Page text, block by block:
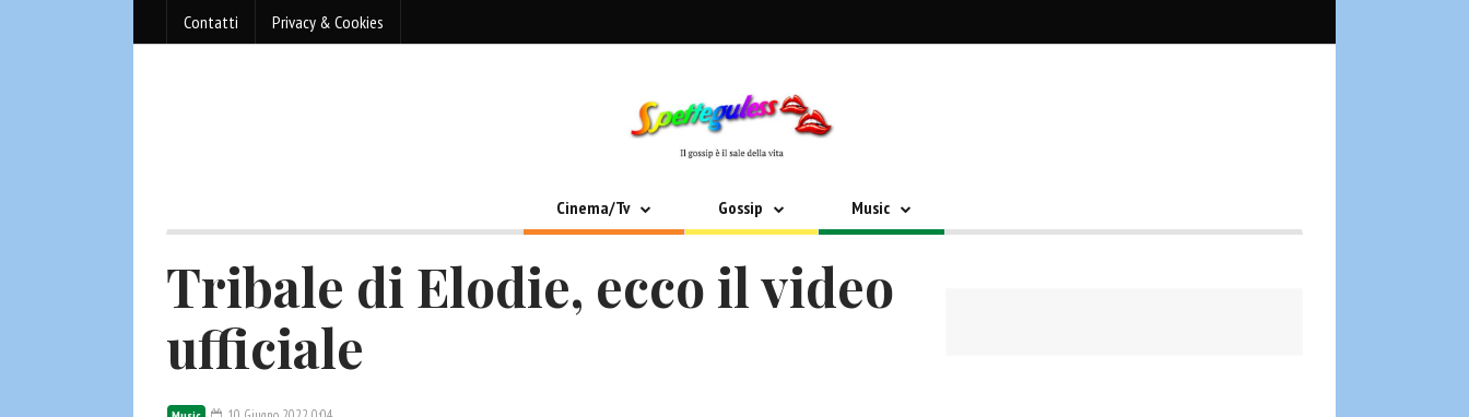
Contatti Privacy & Cookies
Cinema/Tv Gossip Music
Tribale di Elodie, ecco il video
ufficiale